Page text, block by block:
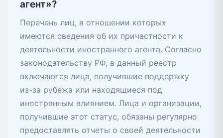
агент»?
Перечень лиц, в отношении которых
имеются сведения об их причастности к
деятельности иностранного агента. Согласно
законодательству РФ, в данный реестр
включаются лица, получившие поддержку
из-за рубежа или находящиеся под
иностранным влиянием. Лица и организации,
получившие этот статус, обязаны регулярно
предоставлять отчеты о своей деятельности